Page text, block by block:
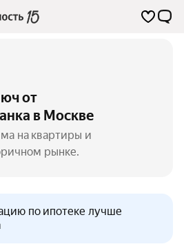
от
в Москве
на квартиры и
рынке.
по ипотеке лучше